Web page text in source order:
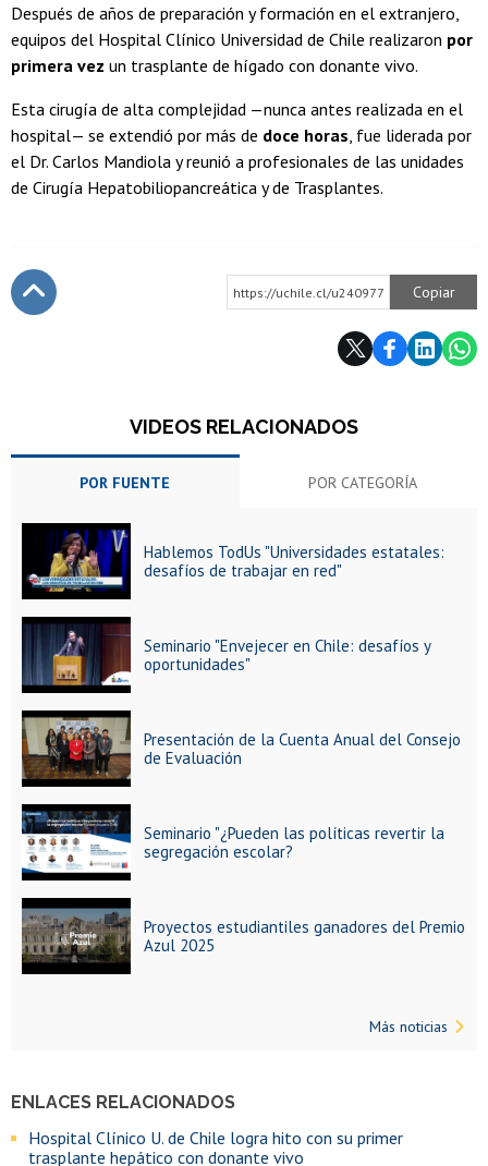
Después de años de preparación y formación en el extranjero,
equipos del Hospital Clínico Universidad de Chile realizaron por
primera vez un trasplante de hígado con donante vivo.
Esta cirugía de alta complejidad —nunca antes realizada en el
hospital— se extendió por más de doce horas , fue liderada por
el Dr. Carlos Mandiola y reunió a profesionales de las unidades
de Cirugía Hepatobiliopancreática y de Trasplantes.
https://uchile.cl/u240977 Copiar
VIDEOS RELACIONADOS
POR FUENTE POR CATEGORÍA
Hablemos TodUs "Universidades estatales:
desafíos de trabajar en red"
Seminario "Envejecer en Chile: desafíos y
oportunidades"
Presentación de la Cuenta Anual del Consejo
de Evaluación
Seminario "¿Pueden las políticas revertir la
segregación escolar?
Proyectos estudiantiles ganadores del Premio
Azul 2025
Más noticias
ENLACES RELACIONADOS
Hospital Clínico U. de Chile logra hito con su primer
trasplante hepático con donante vivo